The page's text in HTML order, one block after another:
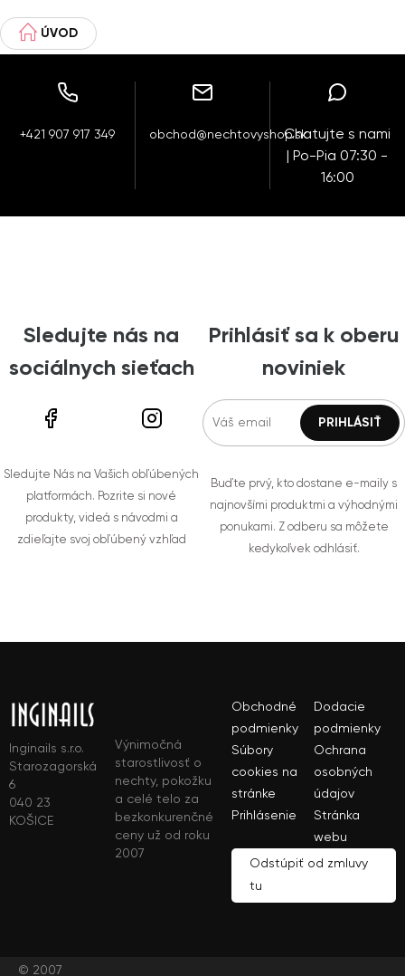
ÚVOD
+421 907 917 349 obchod@nechtovyshop.skChatujte s nami
| Po-Pia 07:30 -
16:00
Sledujte nás na
sociálnych sieťach
Sledujte Nás na Vašich obľúbených
platformách. Pozrite si nové
produkty, videá s návodmi a
zdieľajte svoj obľúbený vzhľad
Prihlásiť sa k oberu
noviniek
Buďte prvý, kto dostane e-maily s
najnovšími produktmi a výhodnými
ponukami. Z odberu sa môžete
kedykoľvek odhlásiť.
Inginails s.r.o.
Starozagorská
6
040 23
KOŠICE
Výnimočná
starostlivosť o
nechty, pokožku
a celé telo za
bezkonkurenčné
ceny už od roku
2007
Obchodné
podmienky
Dodacie
podmienky
Súbory
cookies na
stránke
Ochrana
osobných
údajov
Prihlásenie
Stránka
webu
Odstúpiť od zmluvy
tu
© 2007